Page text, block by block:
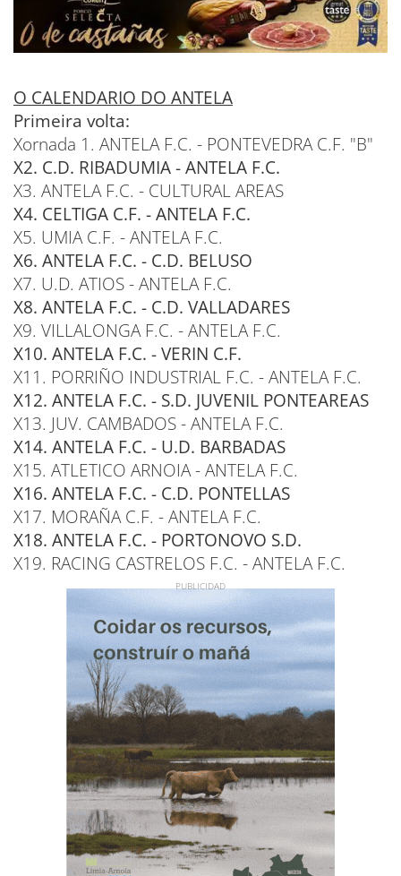
O CALENDARIO DO ANTELA
Primeira volta:
Xornada 1. ANTELA F.C. - PONTEVEDRA C.F. "B"
X2. C.D. RIBADUMIA - ANTELA F.C.
X3. ANTELA F.C. - CULTURAL AREAS
X4. CELTIGA C.F. - ANTELA F.C.
X5. UMIA C.F. - ANTELA F.C.
X6. ANTELA F.C. - C.D. BELUSO
X7. U.D. ATIOS - ANTELA F.C.
X8. ANTELA F.C. - C.D. VALLADARES
X9. VILLALONGA F.C. - ANTELA F.C.
X10. ANTELA F.C. - VERIN C.F.
X11. PORRIÑO INDUSTRIAL F.C. - ANTELA F.C.
X12. ANTELA F.C. - S.D. JUVENIL PONTEAREAS
X13. JUV. CAMBADOS - ANTELA F.C.
X14. ANTELA F.C. - U.D. BARBADAS
X15. ATLETICO ARNOIA - ANTELA F.C.
X16. ANTELA F.C. - C.D. PONTELLAS
X17. MORAÑA C.F. - ANTELA F.C.
X18. ANTELA F.C. - PORTONOVO S.D.
X19. RACING CASTRELOS F.C. - ANTELA F.C.